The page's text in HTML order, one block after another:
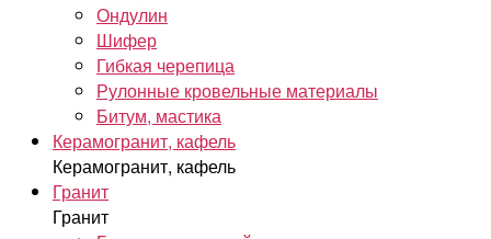
Ондулин
Шифер
Гибкая черепица
Рулонные кровельные материалы
Битум, мастика
Керамогранит, кафель
Керамогранит, кафель
Гранит
Гранит